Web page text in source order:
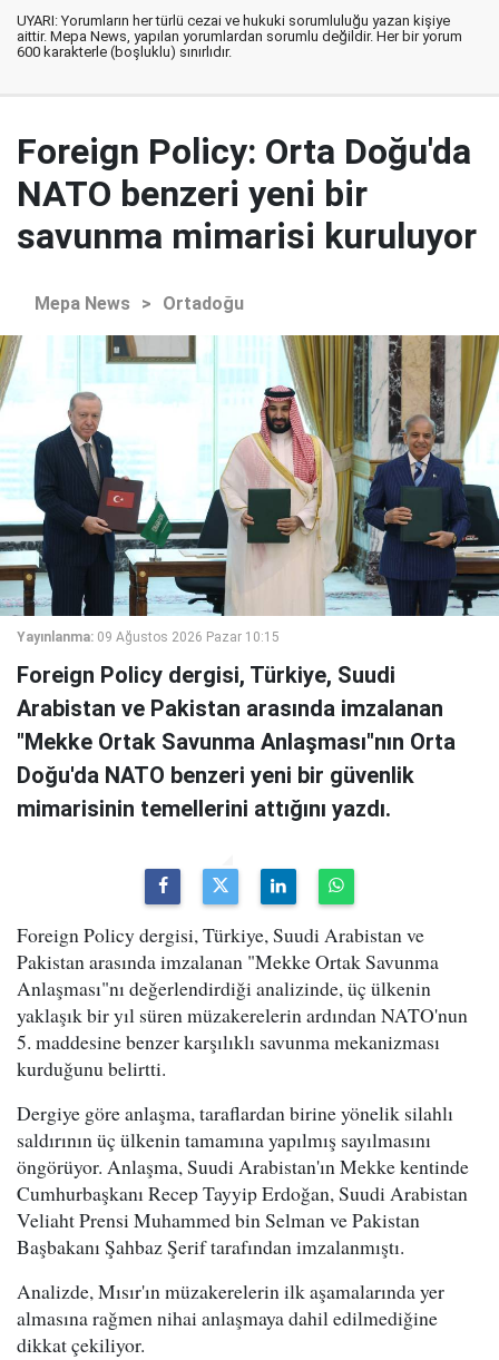
UYARI: Yorumların her türlü cezai ve hukuki sorumluluğu yazan kişiye
aittir. Mepa News, yapılan yorumlardan sorumlu değildir. Her bir yorum
600 karakterle (boşluklu) sınırlıdır.
Foreign Policy: Orta Doğu'da
NATO benzeri yeni bir
savunma mimarisi kuruluyor
Mepa News > Ortadoğu
Yayınlanma: 09 Ağustos 2026 Pazar 10:15
Foreign Policy dergisi, Türkiye, Suudi
Arabistan ve Pakistan arasında imzalanan
"Mekke Ortak Savunma Anlaşması"nın Orta
Doğu'da NATO benzeri yeni bir güvenlik
mimarisinin temellerini attığını yazdı.
Foreign Policy dergisi, Türkiye, Suudi Arabistan ve
Pakistan arasında imzalanan "Mekke Ortak Savunma
Anlaşması"nı değerlendirdiği analizinde, üç ülkenin
yaklaşık bir yıl süren müzakerelerin ardından NATO'nun
5. maddesine benzer karşılıklı savunma mekanizması
kurduğunu belirtti.
Dergiye göre anlaşma, taraflardan birine yönelik silahlı
saldırının üç ülkenin tamamına yapılmış sayılmasını
öngörüyor. Anlaşma, Suudi Arabistan'ın Mekke kentinde
Cumhurbaşkanı Recep Tayyip Erdoğan, Suudi Arabistan
Veliaht Prensi Muhammed bin Selman ve Pakistan
Başbakanı Şahbaz Şerif tarafından imzalanmıştı.
Analizde, Mısır'ın müzakerelerin ilk aşamalarında yer
almasına rağmen nihai anlaşmaya dahil edilmediğine
dikkat çekiliyor.